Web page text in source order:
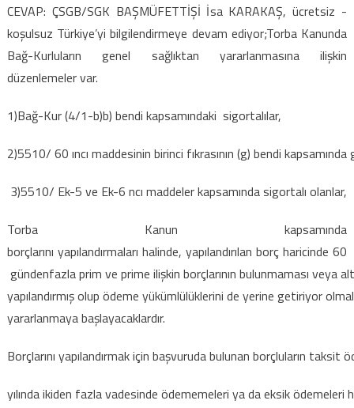
Sağlıktan
Faydalanabilir
için
CEVAP: ÇSGB/SGK BAŞMÜFETTİŞİ İsa KARAKAŞ, ücretsiz -
koşulsuz Türkiye’yi bilgilendirmeye devam ediyor;Torba Kanunda
Bağ-Kurluların genel sağlıktan yararlanmasına ilişkin
düzenlemeler var.
1)Bağ-Kur (4/1-b)b) bendi kapsamındaki sigortalılar,
2)5510/ 60 ıncı maddesinin birinci fıkrasının (g) bendi kapsamında
3)5510/ Ek-5 ve Ek-6 ncı maddeler kapsamında sigortalı olanlar,
Torba Kanun kapsamında
borçlarını yapılandırmaları halinde, yapılandırılan borç haricinde 60
gündenfazla prim ve prime ilişkin borçlarının bulunmaması veya
yapılandırmış olup ödeme yükümlülüklerini de yerine getiriyor
yararlanmaya başlayacaklardır.
Borçlarını yapılandırmak için başvuruda bulunan borçluların
yılında ikiden fazla vadesinde ödememeleri ya da eksik ödemeleri